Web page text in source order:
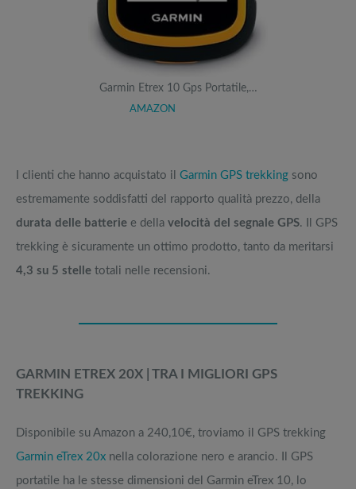
Garmin Etrex 10 Gps Portatile,…
AMAZON
I clienti che hanno acquistato il Garmin GPS trekking sono
estremamente soddisfatti del rapporto qualità prezzo, della
durata delle batterie e della velocità del segnale GPS. Il GPS
trekking è sicuramente un ottimo prodotto, tanto da meritarsi
4,3 su 5 stelle totali nelle recensioni.
GARMIN ETREX 20X | TRA I MIGLIORI GPS
TREKKING
Disponibile su Amazon a 240,10€, troviamo il GPS trekking
Garmin eTrex 20x nella colorazione nero e arancio. Il GPS
portatile ha le stesse dimensioni del Garmin eTrex 10, lo